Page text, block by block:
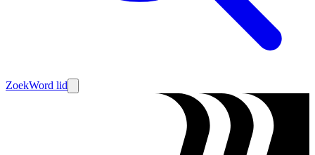
ZoekWord lid